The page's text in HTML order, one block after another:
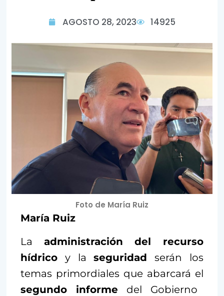
AGOSTO 28, 2023 14925
Foto de María Ruiz
María Ruiz
La administración del recurso
hídrico y laseguridad serán los
temas primordiales que abarcará el
segundo informe del Gobierno